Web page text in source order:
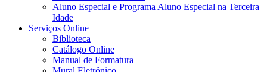
Aluno Especial e Programa Aluno Especial na Terceira
Idade
Serviços Online
Biblioteca
Catálogo Online
Manual de Formatura